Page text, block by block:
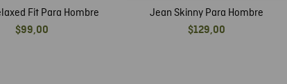
Fit Para Hombre
$99,00
Jean Skinny Para Hombre
$129,00